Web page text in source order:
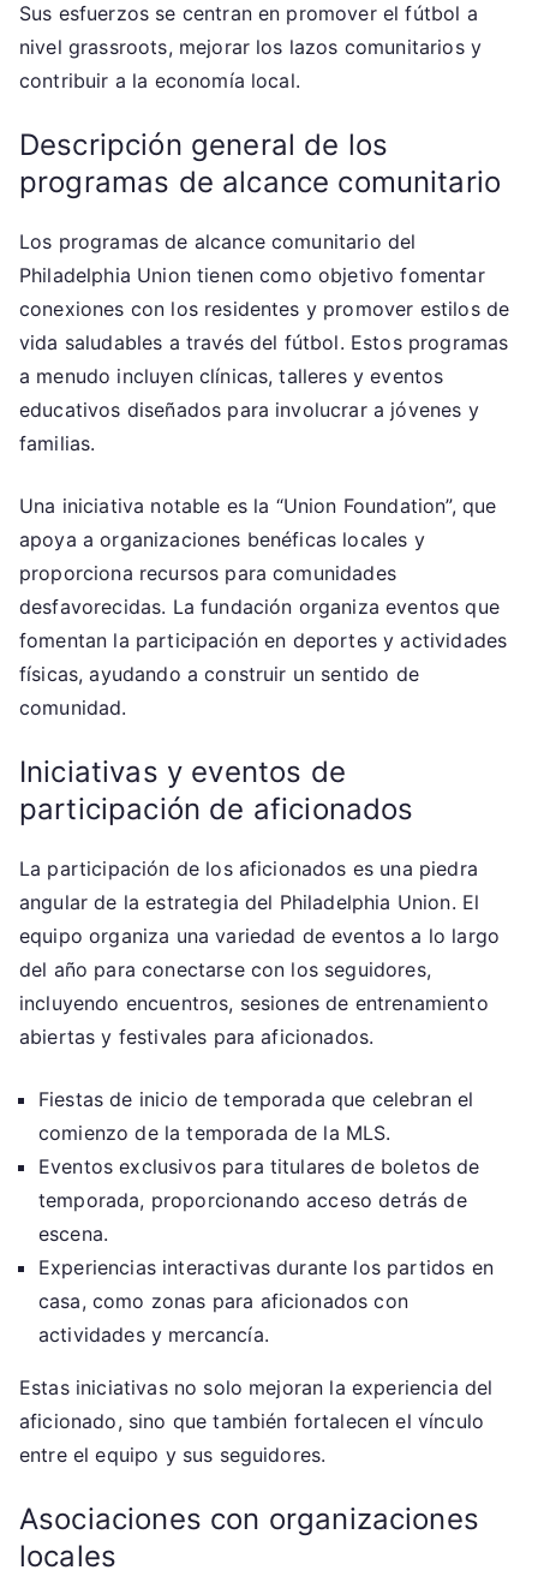
Sus esfuerzos se centran en promover el fútbol a
nivel grassroots, mejorar los lazos comunitarios y
contribuir a la economía local.
Descripción general de los
programas de alcance comunitario
Los programas de alcance comunitario del
Philadelphia Union tienen como objetivo fomentar
conexiones con los residentes y promover estilos de
vida saludables a través del fútbol. Estos programas
a menudo incluyen clínicas, talleres y eventos
educativos diseñados para involucrar a jóvenes y
familias.
Una iniciativa notable es la “Union Foundation”, que
apoya a organizaciones benéficas locales y
proporciona recursos para comunidades
desfavorecidas. La fundación organiza eventos que
fomentan la participación en deportes y actividades
físicas, ayudando a construir un sentido de
comunidad.
Iniciativas y eventos de
participación de aficionados
La participación de los aficionados es una piedra
angular de la estrategia del Philadelphia Union. El
equipo organiza una variedad de eventos a lo largo
del año para conectarse con los seguidores,
incluyendo encuentros, sesiones de entrenamiento
abiertas y festivales para aficionados.
Fiestas de inicio de temporada que celebran el
comienzo de la temporada de la MLS.
Eventos exclusivos para titulares de boletos de
temporada, proporcionando acceso detrás de
escena.
Experiencias interactivas durante los partidos en
casa, como zonas para aficionados con
actividades y mercancía.
Estas iniciativas no solo mejoran la experiencia del
aficionado, sino que también fortalecen el vínculo
entre el equipo y sus seguidores.
Asociaciones con organizaciones
locales